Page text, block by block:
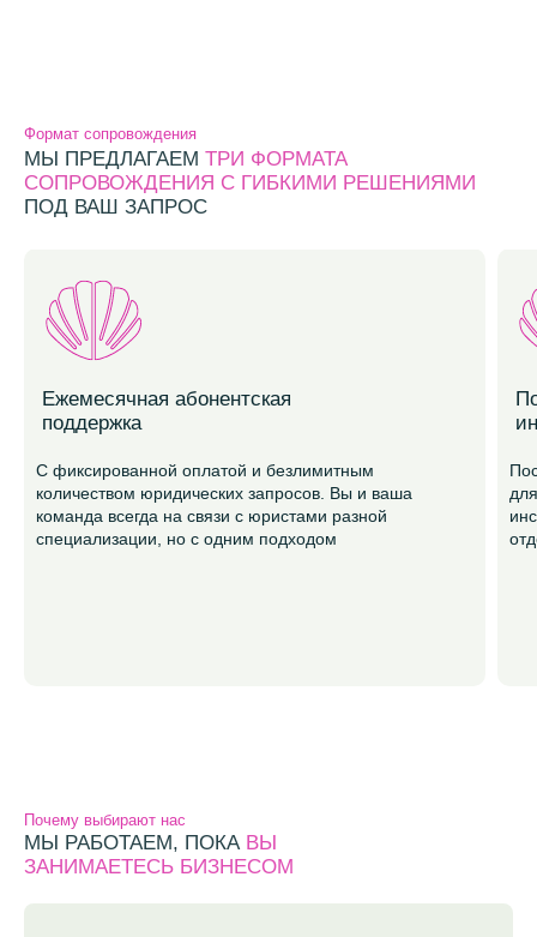
МЫ ПРЕДЛАГАЕМ ТРИ ФОРМАТА
СОПРОВОЖДЕНИЯ С ГИБКИМИ РЕШЕНИЯМИ
ПОД ВАШ ЗАПРОС
Формат сопровождения
Ежемесячная абонентская
поддержка
С фиксированной оплатой и безлимитным
количеством юридических запросов. Вы и ваша
команда всегда на связи с юристами разной
специализации, но с одним подходом
МЫ РАБОТАЕМ, ПОКА ВЫ
ЗАНИМАЕТЕСЬ БИЗНЕСОМ
Почему выбирают нас